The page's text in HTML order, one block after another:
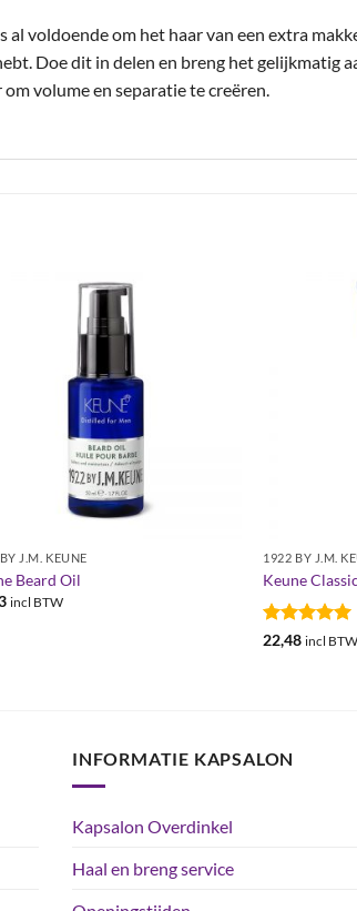
al voldoende om het haar van een extra
Doe dit in delen en breng het gelijkmatig
volume en separatie te creëren.
J.M. KEUNE
Beard Oil
incl BTW
1922 BY J.M.
Keune
Gewaardeerd
22,48 incl BTW
INFORMATIE KAPSALON
Kapsalon Overdinkel
Haal en breng service